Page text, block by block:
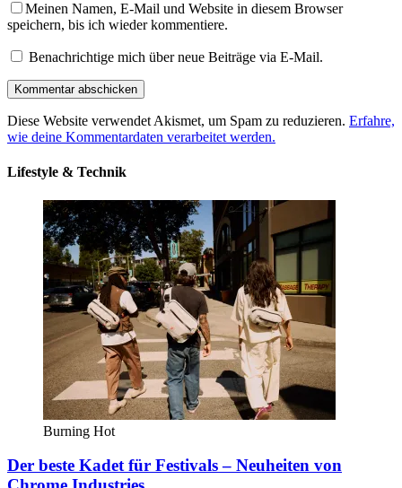
Meinen Namen, E-Mail und Website in diesem Browser
speichern, bis ich wieder kommentiere.
Benachrichtige mich über neue Beiträge via E-Mail.
Diese Website verwendet Akismet, um Spam zu reduzieren. Erfahre,
wie deine Kommentardaten verarbeitet werden.
Lifestyle & Technik
Burning Hot
Der beste Kadet für Festivals – Neuheiten von